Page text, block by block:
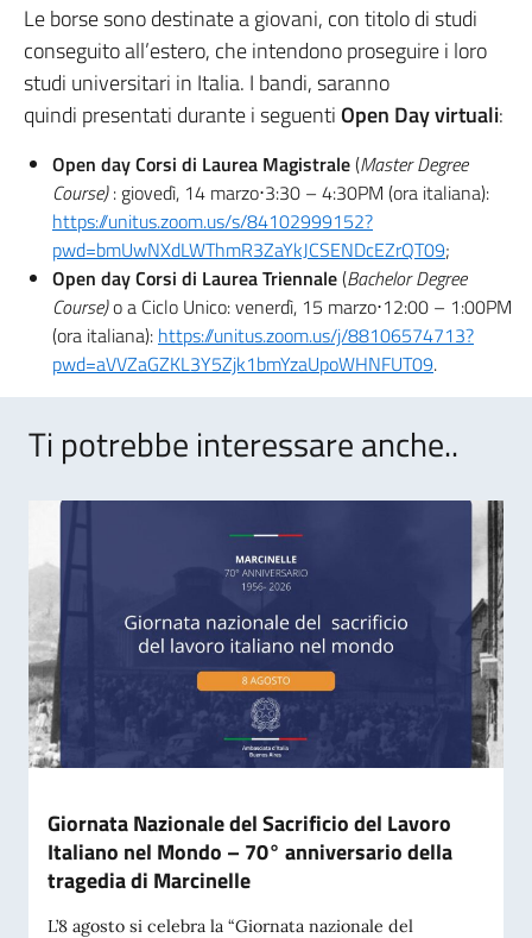
Le borse sono destinate a giovani, con titolo di studi
conseguito all’estero, che intendono proseguire i loro
studi universitari in Italia. I bandi, saranno
quindi presentati durante i seguentiOpen Day virtuali:
Open day Corsi di Laurea Magistrale(Master Degree
Course): giovedì, 14 marzo⋅3:30 – 4:30PM (ora italiana):
https://unitus.zoom.us/s/84102999152?
pwd=bmUwNXdLWThmR3ZaYkJCSENDcEZrQT09;
Open day Corsi di Laurea Triennale(Bachelor Degree
Course)o a Ciclo Unico: venerdì, 15 marzo⋅12:00 – 1:00PM
(ora italiana): https://unitus.zoom.us/j/88106574713?
pwd=aVVZaGZKL3Y5Zjk1bmYzaUpoWHNFUT09.
Ti potrebbe interessare anche..
Giornata Nazionale del Sacrificio del Lavoro
Italiano nel Mondo – 70° anniversario della
tragedia di Marcinelle
L’8 agosto si celebra la “Giornata nazionale del